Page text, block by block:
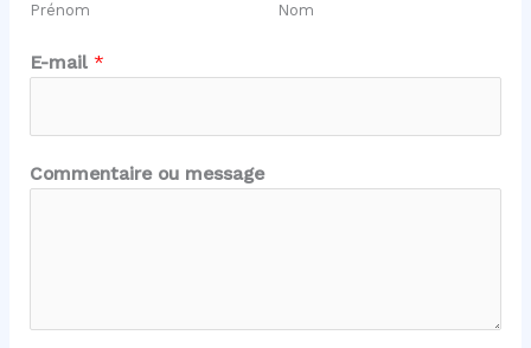
Prénom Nom
E-mail *
-
m
Commentaire ou message